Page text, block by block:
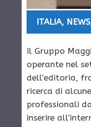
ITALIA, NEWS
Il Gruppo
operante nel
dell’editoria,
ricerca di
professionali
inserire